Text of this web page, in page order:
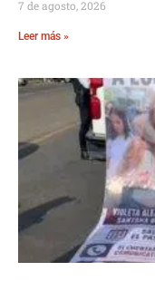
7 de agosto, 2026
Leer más »